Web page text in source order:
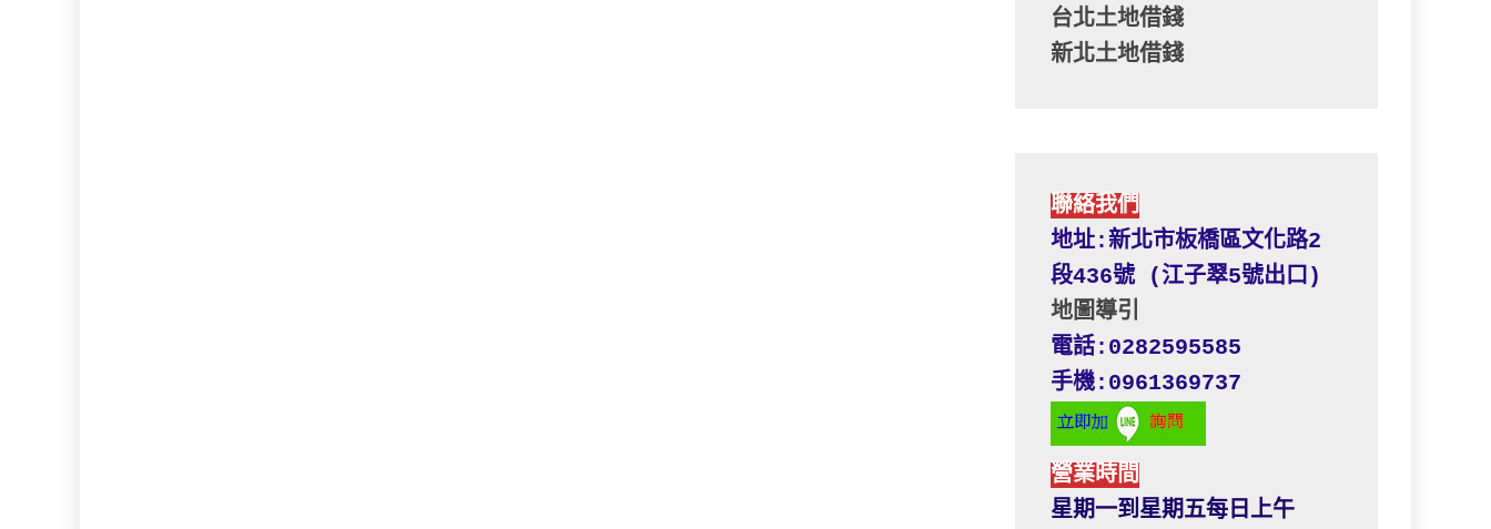
台北土地借錢
新北土地借錢
聯絡我們
地址:新北市板橋區文化路2
地圖導引
電話:0282595585
手機:0961369737
營業時間
星期一到星期五每日上午